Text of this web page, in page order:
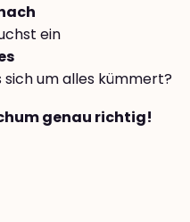
ein
sich um alles kümmert?
genau richtig!